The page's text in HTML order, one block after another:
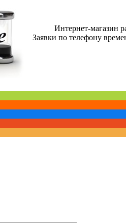
Интернет-магазин
Заявки по телефону